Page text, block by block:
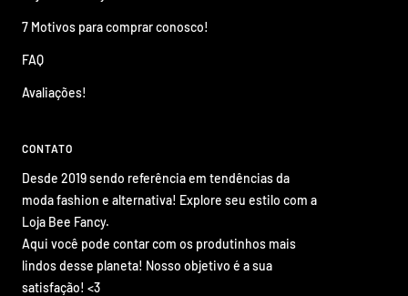
7 Motivos para comprar conosco!
FAQ
Avaliações!
CONTATO
Desde 2019 sendo referência em tendências da
moda fashion e alternativa! Explore seu estilo com a
Loja Bee Fancy.
Aqui você pode contar com os produtinhos mais
lindos desse planeta! Nosso objetivo é a sua
satisfação! <3